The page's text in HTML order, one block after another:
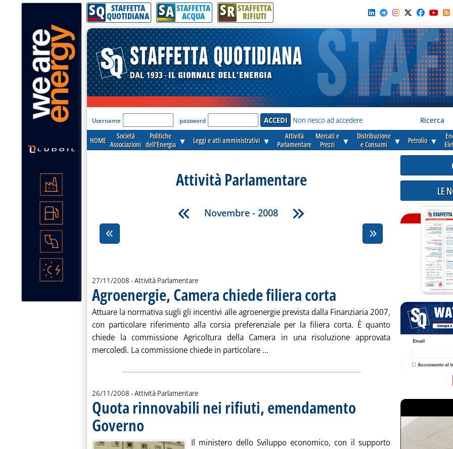
SQ STAFFETTA
QUOTIDIANA SA STAFFETTA
ACQUA SR STAFFETTA
RIFIUTI
'Modulo Login per accedere'
Username password Non riesco ad accedere Ricerca
HOME
Società
Associazioni
Politiche
dell'Energia ▼ Leggi e atti amministrativi ▼
Attività
Parlamentare
Mercati e
Prezzi
▼
Distribuzione
e Consumi
▼ Petrolio ▼
Attività Parlamentare
Novembre - 2008
27/11/2008 - Attività Parlamentare
Agroenergie, Camera chiede filiera corta . Pubblicata giovedì 27 novembre 2008 alle
Attuare la normativa sugli gli incentivi alle agroenergie prevista dalla Finanziaria 2007,
con particolare riferimento alla corsia preferenziale per la filiera corta. È quanto
chiede la commissione Agricoltura della Camera in una risoluzione approvata
mercoledì. La commissione chiede in particolare ...
26/11/2008 - Attività Parlamentare
Quota rinnovabili nei rifiuti, emendamento
Governo
Il ministero dello Sviluppo economico, con il supporto
LE